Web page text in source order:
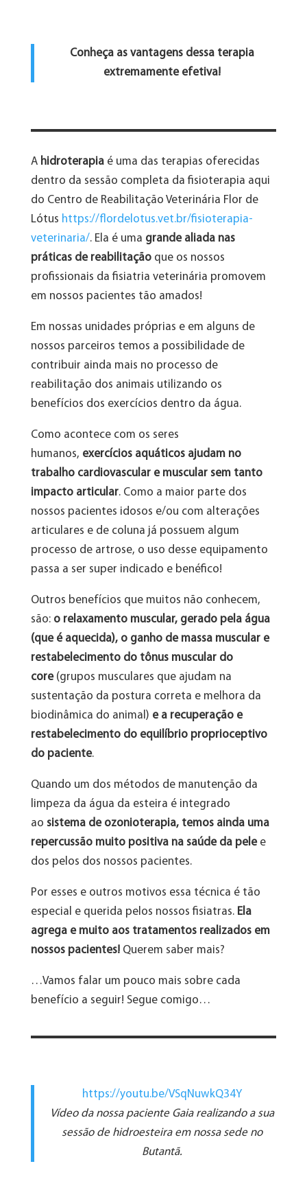
Conheça as vantagens dessa terapia
extremamente efetiva!
A hidroterapiaé uma das terapias oferecidas
dentro da sessão completa da fisioterapia aqui
do Centro de Reabilitação Veterinária Flor de
Lótus https://flordelotus.vet.br/fisioterapia-
veterinaria/. Ela é uma grande aliada nas
práticas de reabilitaçãoque os nossos
profissionais da fisiatria veterinária promovem
em nossos pacientes tão amados!
Em nossas unidades próprias e em alguns de
nossos parceiros temos a possibilidade de
contribuir ainda mais no processo de
reabilitação dos animais utilizando os
benefícios dos exercícios dentro da água.
Como acontece com os seres
humanos, exercícios aquáticos ajudam no
trabalho cardiovascular e muscular sem tanto
impacto articular. Como a maior parte dos
nossos pacientes idosos e/ou com alterações
articulares e de coluna já possuem algum
processo de artrose, o uso desse equipamento
passa a ser super indicado e benéfico!
Outros benefícios que muitos não conhecem,
são: o relaxamento muscular, gerado pela água
(que é aquecida), o ganho de massa muscular e
restabelecimento do tônus muscular do
core (grupos musculares que ajudam na
sustentação da postura correta e melhora da
biodinâmica do animal) e a recuperação e
restabelecimento do equilíbrio proprioceptivo
do paciente.
Quando um dos métodos de manutenção da
limpeza da água da esteira é integrado
ao sistema de ozonioterapia, temos ainda uma
repercussão muito positiva na saúde da pelee
dos pelos dos nossos pacientes.
Por esses e outros motivos essa técnica é tão
especial e querida pelos nossos fisiatras. Ela
agrega e muito aos tratamentos realizados em
nossos pacientes!Querem saber mais?
…Vamos falar um pouco mais sobre cada
benefício a seguir! Segue comigo…
https://youtu.be/VSqNuwkQ34Y
Vídeo da nossa paciente Gaia realizando a sua
sessão de hidroesteira em nossa sede no
Butantã.